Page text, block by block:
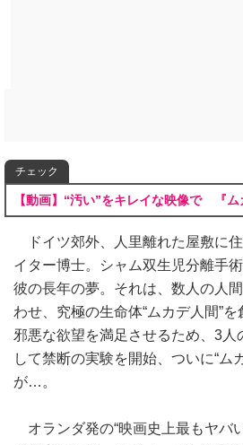
チェック
【動画】“汚い”をキレイな映像で 『
ドイツ郊外、人里離れた屋敷に
イター博士。シャム双生児分離手
彼の長年の夢。それは、数人の人
わせ、究極の生命体“ムカデ人間”
邪悪な欲望を満足させるため、3人
して禁断の実験を開始、ついに“ム
が…。
オランダ発の“映画史上最もヤバ